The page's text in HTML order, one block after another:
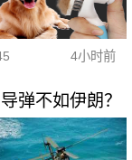
4小时前
弹不如伊朗？